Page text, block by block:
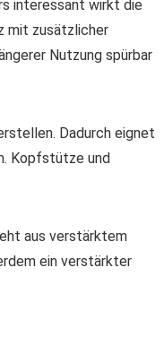
interessant wirkt die
mit zusätzlicher
Nutzung spürbar
Dadurch eignet
Kopfstütze und
aus verstärktem
ein verstärkter